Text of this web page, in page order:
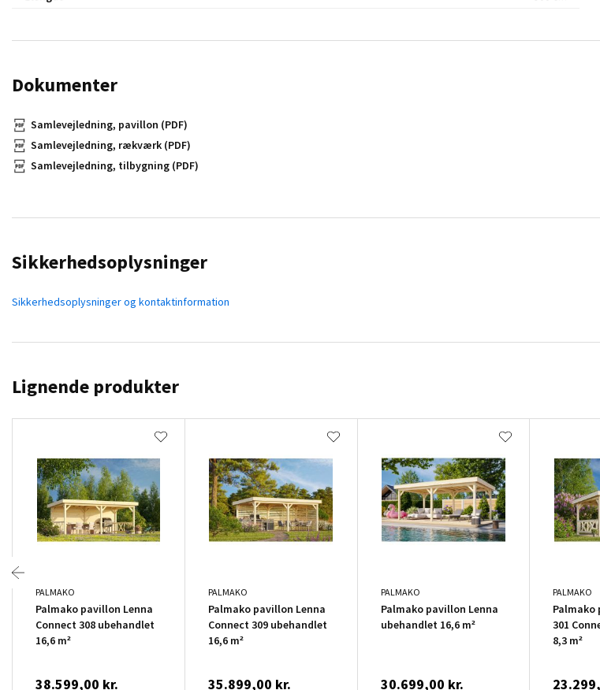
Dokumenter
Samlevejledning, pavillon (PDF)
Samlevejledning, rækværk (PDF)
Samlevejledning, tilbygning (PDF)
Sikkerhedsoplysninger
Sikkerhedsoplysninger og kontaktinformation
Lignende produkter
PALMAKO
Palmako pavillon Lenna
Connect 308 ubehandlet
16,6 m²
38.599,00 kr.
PALMAKO
Palmako pavillon Lenna
Connect 309 ubehandlet
16,6 m²
35.899,00 kr.
PALMAKO
Palmako pavillon Lenna
ubehandlet 16,6 m²
30.699,00 kr.
PALMAKO
Palmako
301
8,3 m²